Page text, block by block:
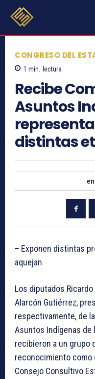
CONGRESO DEL
1 min. lectura
Recibe
Asuntos
distintas
– Exponen distintas
aquejan
Los diputados
Alarcón Gutiérrez,
respectivamente, de
Asuntos Indígenas de
recibieron a un grupo
reconocimiento
Consejo Consultivo